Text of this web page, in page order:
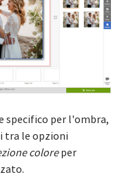
specifico per l'ombra,
tra le opzioni
coloreper